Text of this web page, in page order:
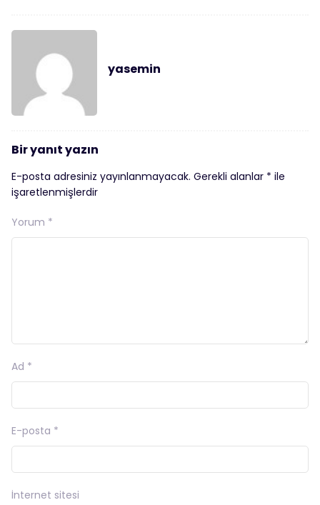
yasemin
Bir yanıt yazın
E-posta adresiniz yayınlanmayacak. Gerekli alanlar * ile
işaretlenmişlerdir
Yorum *
Ad *
E-posta *
İnternet sitesi